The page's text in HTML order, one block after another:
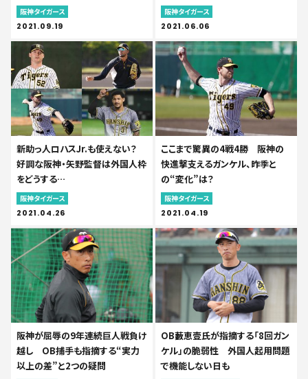
阪神タイガース
2021.09.19
阪神タイガース
2021.06.06
新助っ人ロハスJr.も使えない？
好調な阪神・矢野監督は外国人枠
をどうする…
阪神タイガース
2021.04.26
ここまで驚異の4戦4勝 阪神の
快進撃支えるガンケル、昨季と
の“変化”は？
阪神タイガース
2021.04.19
阪神が屈辱の9年連続巨人戦負け
越し OB捕手も指摘する“実力
以上の差”と2つの疑問
OB藪恵壹氏が指摘する「8回ガン
ケル」の脆弱性 外国人起用問題
で機能しない日も